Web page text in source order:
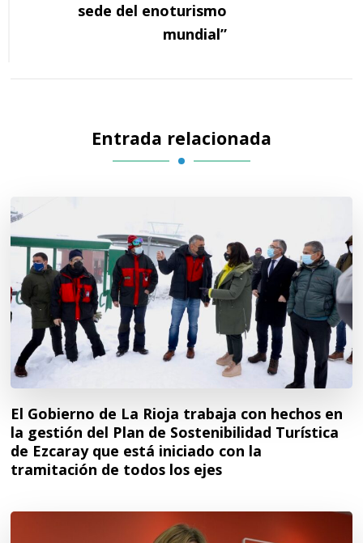
sede del enoturismo
mundial”
Entrada relacionada
El Gobierno de La Rioja trabaja con hechos en
la gestión del Plan de Sostenibilidad Turística
de Ezcaray que está iniciado con la
tramitación de todos los ejes